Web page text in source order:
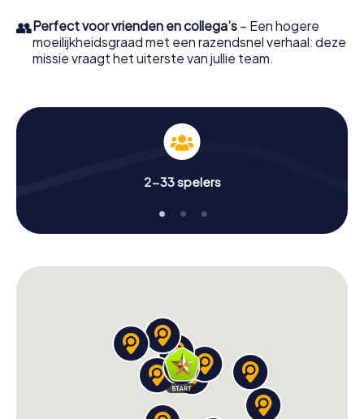
👥Perfect voor vrienden en collega’s – Een hogere
moeilijkheidsgraad met een razendsnel verhaal: deze
missie vraagt het uiterste van jullie team.
2-33 spelers